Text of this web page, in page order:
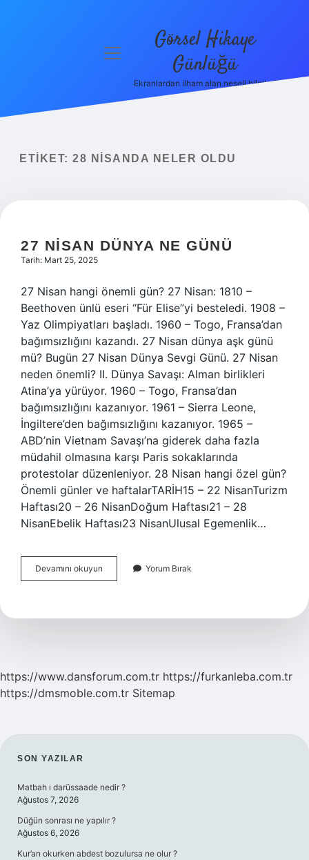
menüyü
Görsel Hikaye
Günlüğü
Ekranlardan ilham alan neşeli bilgiler!
ETIKET: 28 NISANDA NELER OLDU
27 NISAN DÜNYA NE GÜNÜ
Tarih: Mart 25, 2025
27 Nisan hangi önemli gün? 27 Nisan: 1810 –
Beethoven ünlü eseri “Für Elise”yi besteledi. 1908 –
Yaz Olimpiyatları başladı. 1960 – Togo, Fransa’dan
bağımsızlığını kazandı. 27 Nisan dünya aşk günü
mü? Bugün 27 Nisan Dünya Sevgi Günü. 27 Nisan
neden önemli? II. Dünya Savaşı: Alman birlikleri
Atina’ya yürüyor. 1960 – Togo, Fransa’dan
bağımsızlığını kazanıyor. 1961 – Sierra Leone,
İngiltere’den bağımsızlığını kazanıyor. 1965 –
ABD’nin Vietnam Savaşı’na giderek daha fazla
müdahil olmasına karşı Paris sokaklarında
protestolar düzenleniyor. 28 Nisan hangi özel gün?
Önemli günler ve haftalarTARİH15 – 22 NisanTurizm
Haftası20 – 26 NisanDoğum Haftası21 – 28
NisanEbelik Haftası23 NisanUlusal Egemenlik…
Devamını okuyun
Nisan
Günü
Yorum Bırak
https://www.dansforum.com.tr https://furkanleba.com.tr
https://dmsmoble.com.tr Sitemap
SIDEBAR
SON YAZILAR
Matbah ı darüssaade nedir ?
Ağustos 7, 2026
Düğün sonrası ne yapılır ?
Ağustos 6, 2026
Kur’an okurken abdest bozulursa ne olur ?